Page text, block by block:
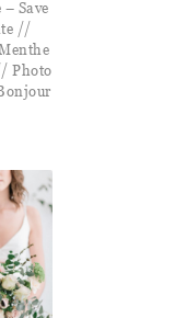
– Save
//
Photo